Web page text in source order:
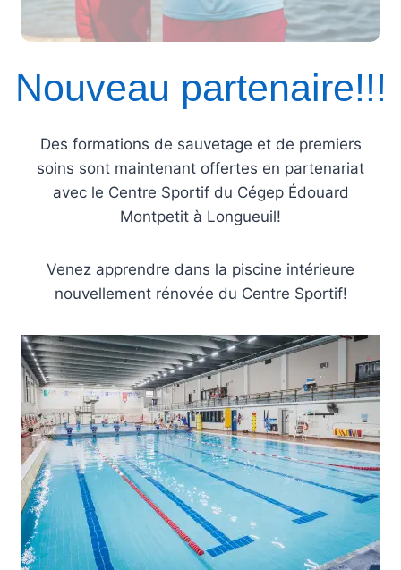
Nouveau partenaire!!!
Des formations de sauvetage et de premiers
soins sont maintenant offertes en partenariat
avec le Centre Sportif du Cégep Édouard
Montpetit à Longueuil!
Venez apprendre dans la piscine intérieure
nouvellement rénovée du Centre Sportif!